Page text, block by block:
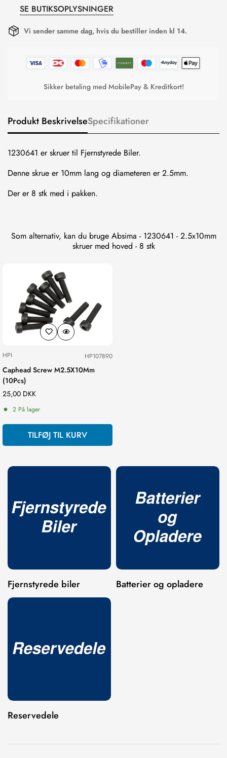
SE BUTIKSOPLYSNINGER
Vi sender samme dag, hvis du bestiller inden kl 14.
Sikker betaling med MobilePay & Kreditkort!
Produkt BeskrivelseSpecifikationer
1230641 er skruer til Fjernstyrede Biler.
Denne skrue er 10mm lang og diameteren er 2.5mm.
Der er 8 stk med i pakken.
Som alternativ, kan du bruge Absima - 1230641 - 2.5x10mm
skruer med hoved - 8 stk
HPI HP107890
Caphead Screw M2.5X10Mm
(10Pcs)
Normal
25,00 DKK
2 På lager
TILFØJ TIL KURV
Fjernstyrede biler Batterier og opladere
Reservedele
Are you 18 years old or older?